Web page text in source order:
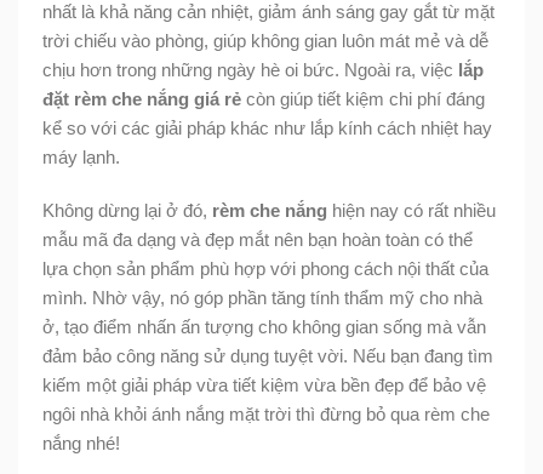
nhất là khả năng cản nhiệt, giảm ánh sáng gay gắt từ mặt
trời chiếu vào phòng, giúp không gian luôn mát mẻ và dễ
chịu hơn trong những ngày hè oi bức. Ngoài ra, việc lắp
đặt rèm che nắng giá rẻ còn giúp tiết kiệm chi phí đáng
kể so với các giải pháp khác như lắp kính cách nhiệt hay
máy lạnh.
Không dừng lại ở đó, rèm che nắng hiện nay có rất nhiều
mẫu mã đa dạng và đẹp mắt nên bạn hoàn toàn có thể
lựa chọn sản phẩm phù hợp với phong cách nội thất của
mình. Nhờ vậy, nó góp phần tăng tính thẩm mỹ cho nhà
ở, tạo điểm nhấn ấn tượng cho không gian sống mà vẫn
đảm bảo công năng sử dụng tuyệt vời. Nếu bạn đang tìm
kiếm một giải pháp vừa tiết kiệm vừa bền đẹp để bảo vệ
ngôi nhà khỏi ánh nắng mặt trời thì đừng bỏ qua rèm che
nắng nhé!